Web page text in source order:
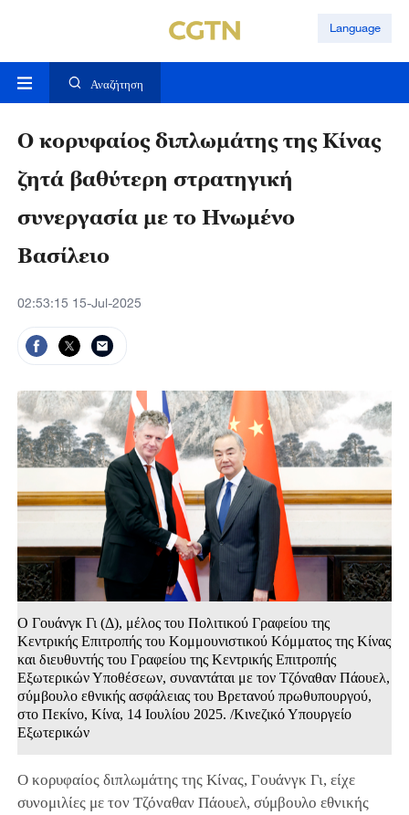
Language
Αναζήτηση
Ο κορυφαίος διπλωμάτης της Κίνας
ζητά βαθύτερη στρατηγική
συνεργασία με το Ηνωμένο
Βασίλειο
02:53:15 15-Jul-2025
Ο Γουάνγκ Γι (Δ), μέλος του Πολιτικού Γραφείου της
Κεντρικής Επιτροπής του Κομμουνιστικού Κόμματος της Κίνας
και διευθυντής του Γραφείου της Κεντρικής Επιτροπής
Εξωτερικών Υποθέσεων, συναντάται με τον Τζόναθαν Πάουελ,
σύμβουλο εθνικής ασφάλειας του Βρετανού πρωθυπουργού,
στο Πεκίνο, Κίνα, 14 Ιουλίου 2025. /Κινεζικό Υπουργείο
Εξωτερικών
Ο κορυφαίος διπλωμάτης της Κίνας, Γουάνγκ Γι, είχε
συνομιλίες με τον Τζόναθαν Πάουελ, σύμβουλο εθνικής